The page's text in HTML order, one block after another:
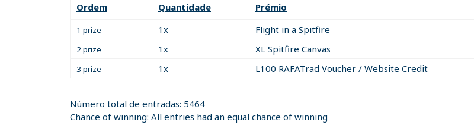
Ordem Quantidade Prémio
1 prize 1x Flight in a Spitfire
2 prize 1x XL Spitfire Canvas
3 prize 1x L100 RAFATrad Voucher / Website Credit
Número total de entradas: 5464
Chance of winning: All entries had an equal chance of winning